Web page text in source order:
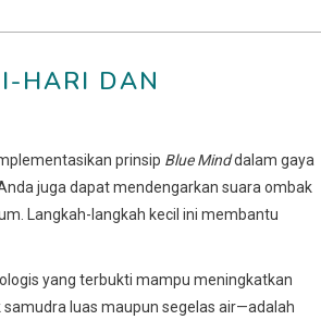
HARI DAN
prinsip Blue Minddalam gaya
juga dapat mendengarkan suara ombak
Langkah-langkah kecil ini membantu
yang terbukti mampu meningkatkan
luas maupun segelas air—adalah